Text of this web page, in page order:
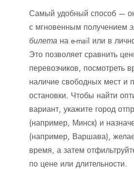
Самый удобный способ —
с мгновенным получением
билета на e-mail или в
Это позволяет сравнить
перевозчиков, посмотреть
наличие свободных мест и
остановки. Чтобы найти
вариант, укажите город
(например, Минск) и
(например, Варшава),
время, а затем
по цене или длительности.